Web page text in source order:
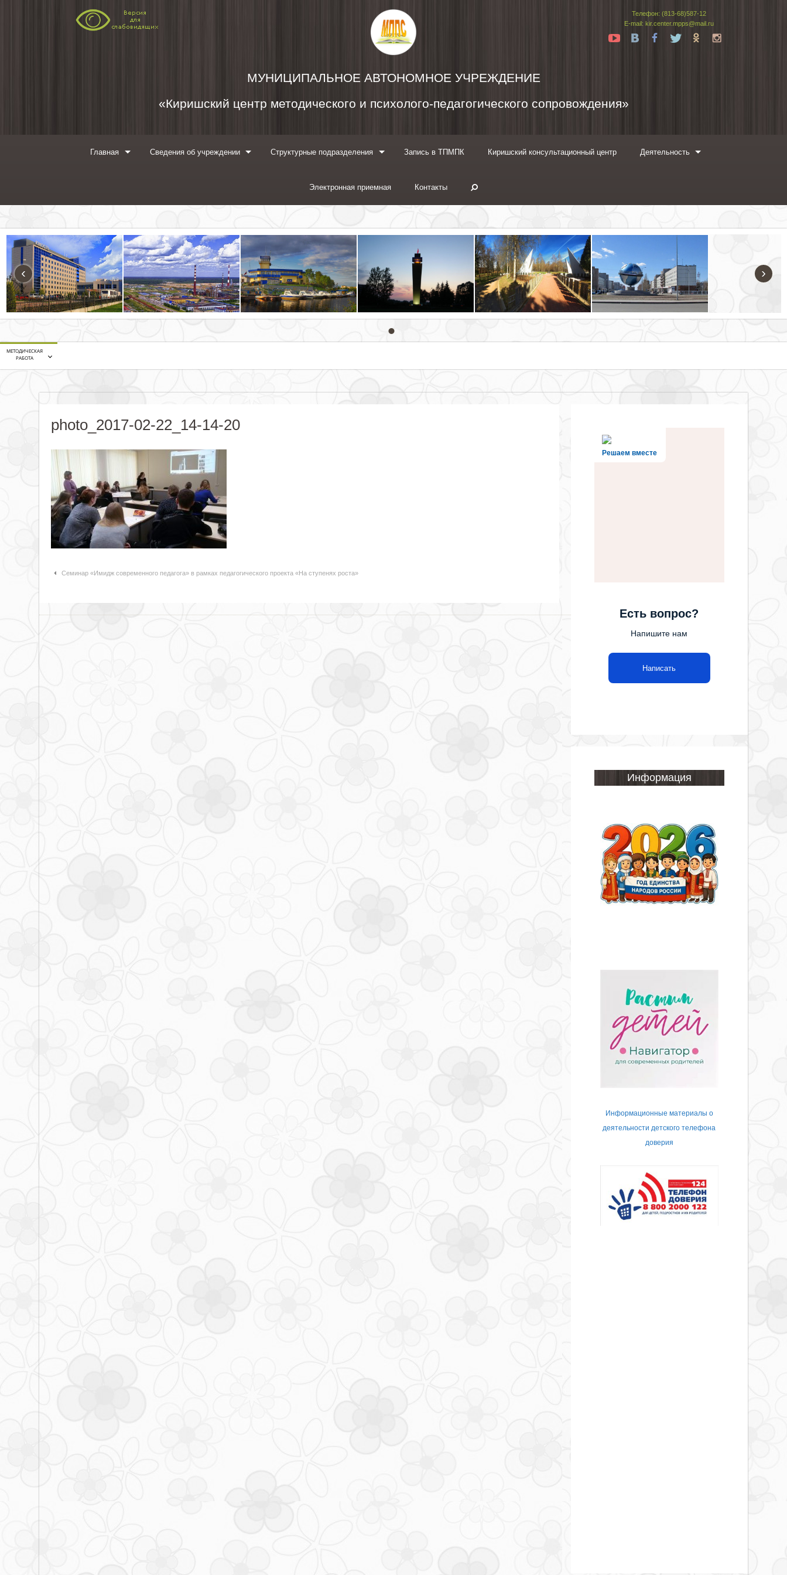
Телефон: (813-68)587-12
E-mail: kir.center.mpps@mail.ru
Yt
Tw
МУНИЦИПАЛЬНОЕ АВТОНОМНОЕ УЧРЕЖДЕНИЕ
«Киришский центр методического и психолого-педагогического сопровождения»
Главная Сведения об учреждении Структурные подразделения Запись в ТПМПК Киришский консультационный центр Деятельность
Электронная приемная Контакты
‹ ›
МЕТОДИЧЕСКАЯ
РАБОТА
photo_2017-02-22_14-14-20
Навигация по статьям
Семинар «Имидж современного педагога» в рамках педагогического проекта «На ступенях роста»
Решаем вместе
Есть вопрос?
Напишите нам
Написать
Информация
Информационные материалы о
деятельности детского телефона
доверия